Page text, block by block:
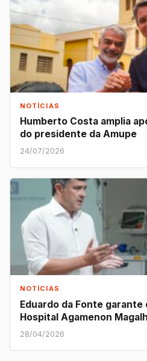
NOTÍCIAS
Humberto Costa amplia
do presidente da Amupe
24/07/2026
NOTÍCIAS
Eduardo da Fonte
Hospital Agamenon
28/04/2026